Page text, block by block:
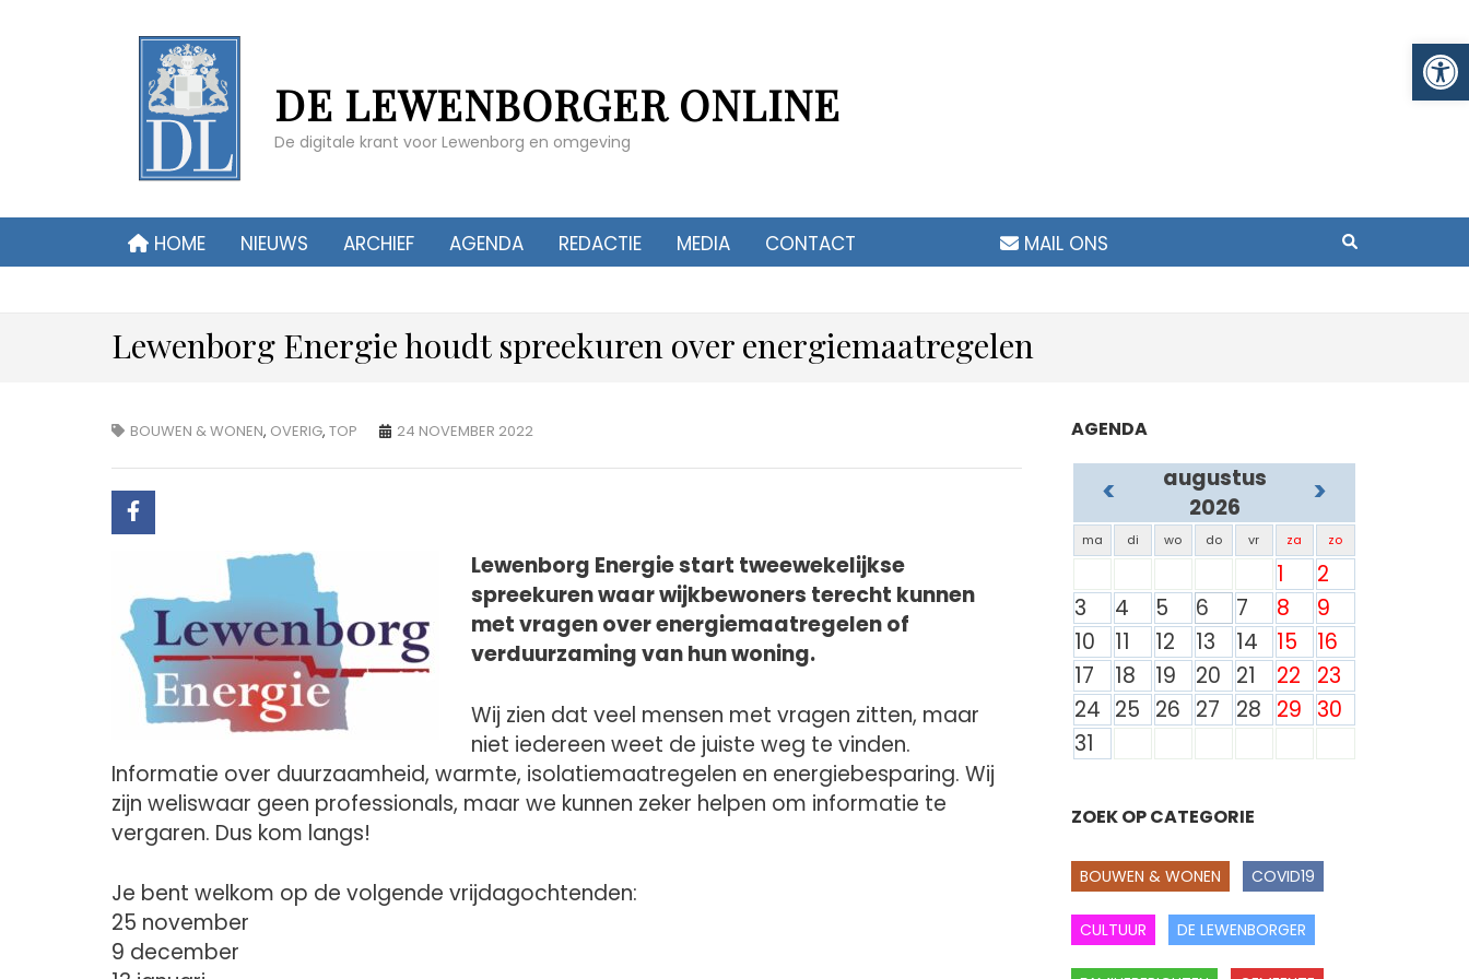
DE LEWENBORGER ONLINE
De digitale krant voor Lewenborg en omgeving
HOME NIEUWS ARCHIEF AGENDA REDACTIE MEDIA CONTACT MAIL ONS
Lewenborg Energie houdt spreekuren over energiemaatregelen
BOUWEN & WONEN, OVERIG, TOP 24 NOVEMBER 2022
Lewenborg Energie start tweewekelijkse
spreekuren waar wijkbewoners terecht kunnen
met vragen over energiemaatregelen of
verduurzaming van hun woning.
Wij zien dat veel mensen met vragen zitten, maar
niet iedereen weet de juiste weg te vinden.
Informatie over duurzaamheid, warmte, isolatiemaatregelen en energiebesparing. Wij
zijn weliswaar geen professionals, maar we kunnen zeker helpen om informatie te
vergaren. Dus kom langs!
Je bent welkom op de volgende vrijdagochtenden:
25 november
9 december
AGENDA
<
augustus
2026
>
ma di wo do vr za zo
1
2
3
4 5 6 7 8
9
10
11 12 13 14 15
16
17
18 19 20 21 22
23
24 25 26 27 28 29 30
31
ZOEK OP CATEGORIE
BOUWEN & WONEN COVID19
CULTUUR DE LEWENBORGER